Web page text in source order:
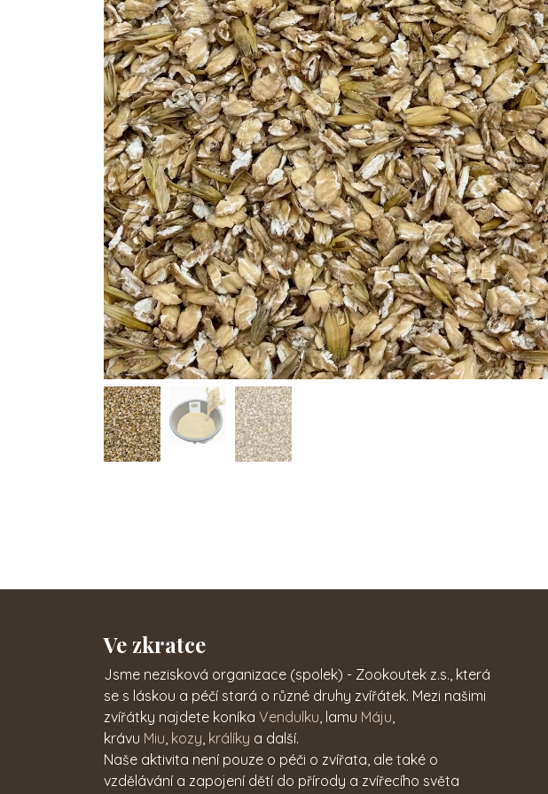
Ve zkratce
Jsme nezisková organizace (spolek) - Zookoutek z.s., která
se s láskou a péčí stará o různé druhy zvířátek. Mezi našimi
zvířátky najdete koníka Vendulku, lamu Máju,
krávu Miu, kozy, králíky a další.
Naše aktivita není pouze o péči o zvířata, ale také o
vzdělávání a zapojení dětí do přírody a zvířecího světa